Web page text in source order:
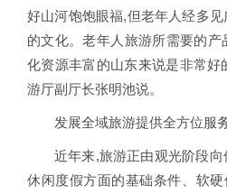
好山河饱饱眼福,但老年人经多
的文化。老年人旅游所需要的
化资源丰富的山东来说是非常好
游厅副厅长张明池说。
发展全域旅游提供全方位服
近年来,旅游正由观光阶段
休闲度假方面的基础条件、软